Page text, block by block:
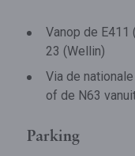
Vanop de
23 (Wellin)
Via de
of de N63
Parking